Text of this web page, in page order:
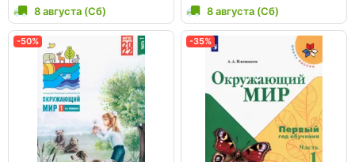
8 августа (Сб) 8 августа (Сб)
-50% -35%